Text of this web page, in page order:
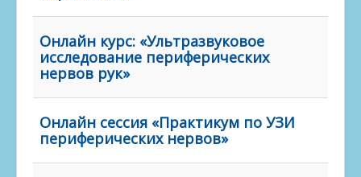
Онлайн курс: «Ультразвуковое
исследование периферических
нервов рук»
Онлайн сессия «Практикум по УЗИ
периферических нервов»